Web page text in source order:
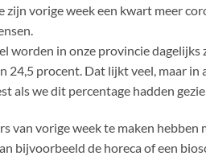
zijn vorige week een kwart meer
worden in onze provincie dagelijks
24,5 procent. Dat lijkt veel, maar
als we dit percentage hadden
van vorige week te maken
bijvoorbeeld de horeca of een